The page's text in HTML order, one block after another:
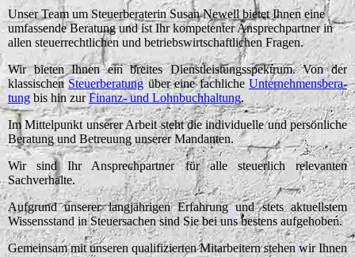
Unser Team um Steuerberaterin Susan Newell bietet Ihnen eine
umfassende Beratung und ist Ihr kompetenter Ansprechpartner in
allen steuerrechtlichen und be­tri­eb­s­wirtschaftlichen Fragen.
Wir bieten Ihnen ein breites Dienstleistungsspektrum. Von der
klassischen Steuerberatungüber eine fachlicheUn­ter­neh­men­s­be­ra­
tungbis hin zurFinanz- und Lohnbuchhaltung.
Im Mittelpunkt unserer Arbeit steht die individuelle und persönliche
Beratung und Betreuung unserer Mandanten.
Wir sind Ihr Ansprechpartner für alle steuerlich relevanten
Sachverhalte.
Aufgrund unserer langjährigen Erfahrung und stets aktuellstem
Wissensstand in Steuersachen sind Sie bei uns bestens aufgehoben.
Gemeinsam mit unseren qualifizierten Mitarbeitern stehen wir Ihnen